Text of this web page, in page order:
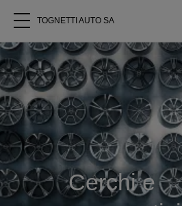
Tutti i modelli
Chi siamo
Acquistare Audi
Service
TOGNETTI AUTO SA
Cerchi e